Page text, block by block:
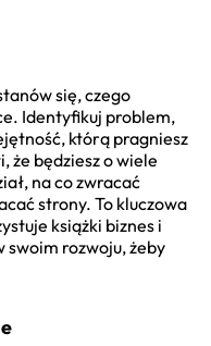
się, czego
Identyfikuj problem,
którą pragniesz
że będziesz o wiele
na co zwracać
strony. To kluczowa
książki biznes i
swoim rozwoju, żeby